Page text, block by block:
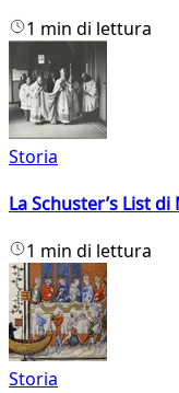
1 min di lettura
Storia
La Schuster’s List
1 min di lettura
Storia